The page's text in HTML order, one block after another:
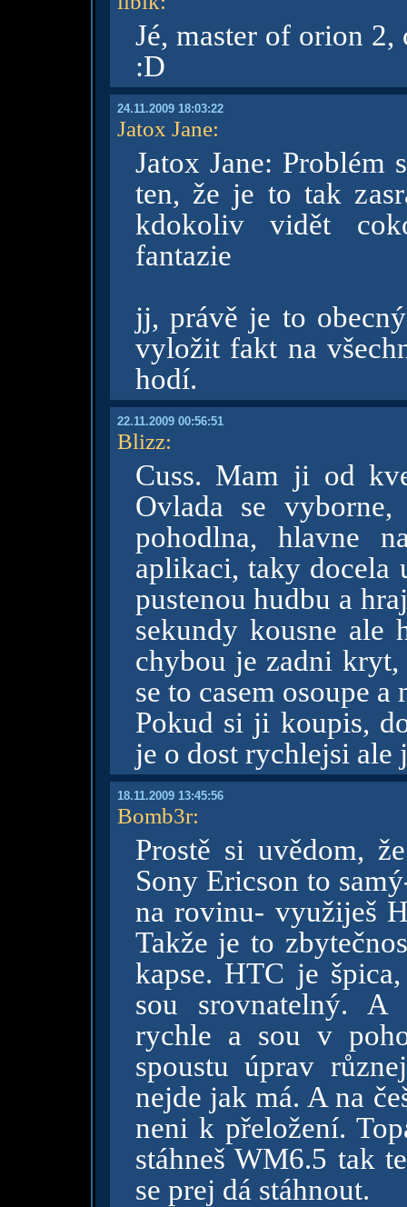
Jé, master of orion
:D
24.11.2009 18:03:22
Jatox Jane:
Jatox Jane: Problém
ten, že je to tak
kdokoliv vidět
fantazie
jj, právě je to
vyložit fakt na
hodí.
22.11.2009 00:56:51
Blizz:
Cuss. Mam ji od
Ovlada se
pohodlna, hlavne
aplikaci, taky docela
pustenou hudbu a
sekundy kousne ale
chybou je zadni
se to casem osoupe
Pokud si ji koupis,
je o dost rychlejsi ale
18.11.2009 13:45:56
Bomb3r:
Prostě si uvědom,
Sony Ericson to
na rovinu- využiješ
Takže je to
kapse. HTC je
sou srovnatelný.
rychle a sou v
spoustu úprav
nejde jak má. A na
neni k přeložení.
stáhneš WM6.5 tak
se prej dá stáhnout.